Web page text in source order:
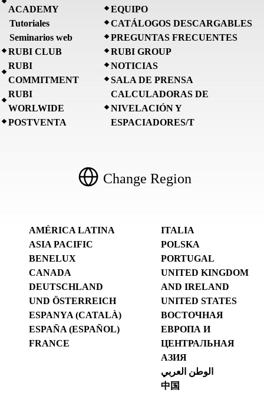
ACADEMY
Tutoriales
Seminarios web
RUBI CLUB
RUBI
COMMITMENT
RUBI
WORLWIDE
POSTVENTA
EQUIPO
CATÁLOGOS DESCARGABLES
PREGUNTAS FRECUENTES
RUBI GROUP
NOTICIAS
SALA DE PRENSA
CALCULADORAS DE
NIVELACIÓN Y
ESPACIADORES/T
Change Region
AMÉRICA LATINA
ASIA PACIFIC
BENELUX
CANADA
DEUTSCHLAND
UND ÖSTERREICH
ESPANYA (CATALÀ)
ESPAÑA (ESPAÑOL)
FRANCE
ITALIA
POLSKA
PORTUGAL
UNITED KINGDOM
AND IRELAND
UNITED STATES
ВОСТОЧНАЯ
ЕВРОПА И
ЦЕНТРАЛЬНАЯ
АЗИЯ
الوطن العربي
中国